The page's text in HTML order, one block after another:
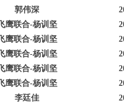
郭伟深
飞鹰联合-杨训坚
飞鹰联合-杨训坚
飞鹰联合-杨训坚
飞鹰联合-杨训坚
飞鹰联合-杨训坚
李廷佳